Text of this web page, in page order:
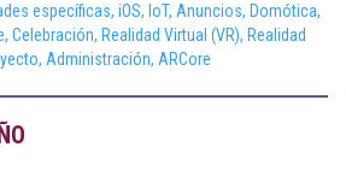
específicas, iOS, IoT, Anuncios, Domótica,
Celebración, Realidad Virtual (VR), Realidad
Administración, ARCore